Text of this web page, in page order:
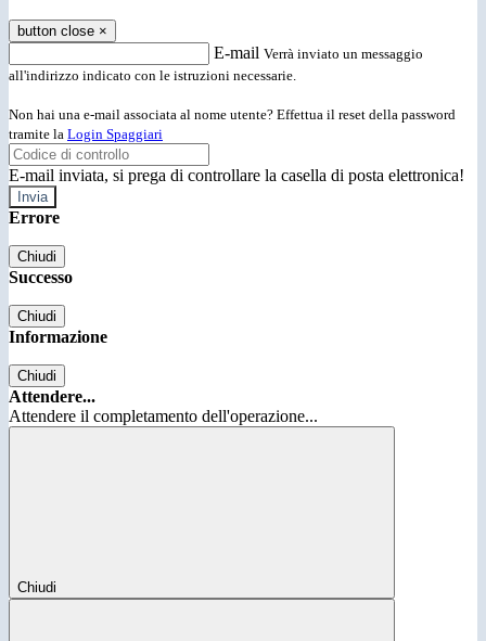
button close ×
E-mail Verrà inviato un messaggio
all'indirizzo indicato con le istruzioni necessarie.
Non hai una e-mail associata al nome utente? Effettua il reset della password
tramite la Login Spaggiari
E-mail inviata, si prega di controllare la casella di posta elettronica!
Errore
Chiudi
Successo
Chiudi
Informazione
Chiudi
Attendere...
Attendere il completamento dell'operazione...
Chiudi